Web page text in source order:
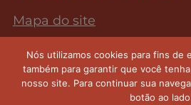
Mapa do site
Todas as informações aqui
educacional e são previamente
Claudia Savassi
Nós utilizamos cookies para fins de
também para garantir que você
nosso site. Para continuar sua
botão ao